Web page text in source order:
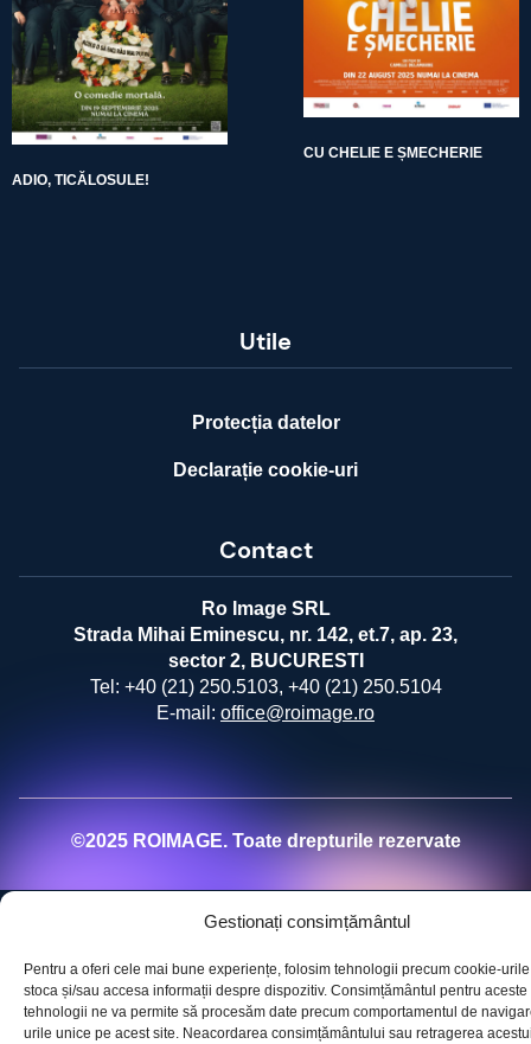
Gestionați consimțământul
Pentru a oferi cele mai bune experiențe, folosim tehnologii precum cookie-
stoca și/sau accesa informații despre dispozitiv. Consimțământul pentru aceste
tehnologii ne va permite să procesăm date precum comportamentul de
urile unice pe acest site. Neacordarea consimțământului sau retragerea
ADIO, TICĂLOSULE!
CU CHELIE E ȘMECHERIE
Utile
Protecția datelor
Declarație cookie-uri
Contact
Ro Image SRL
Strada Mihai Eminescu, nr. 142, et.7, ap. 23,
sector 2, BUCURESTI
Tel: +40 (21) 250.5103, +40 (21) 250.5104
E-mail: office@roimage.ro
©2025 ROIMAGE. Toate drepturile rezervate